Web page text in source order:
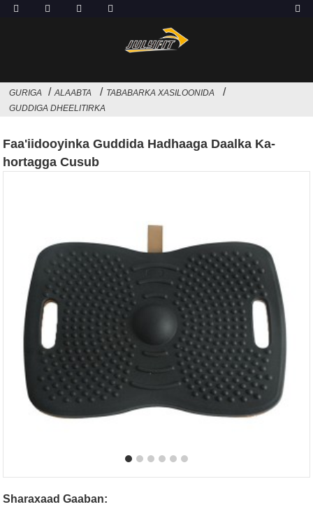
GURIGA ALAABTA
TABABARKA XASILOONIDA
GUDDIGA DHEELITIRKA
Faa'iidooyinka Guddida Hadhaaga Daalka Ka-
hortagga Cusub
Sharaxaad Gaaban: